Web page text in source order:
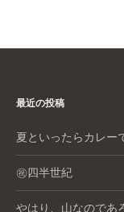
b
o
最近の投稿
夏といったらカレー
㊗️四半世紀
やはり、山なのであ